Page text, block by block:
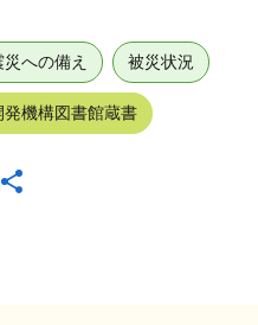
災への備え 被災状況
機構図書館蔵書